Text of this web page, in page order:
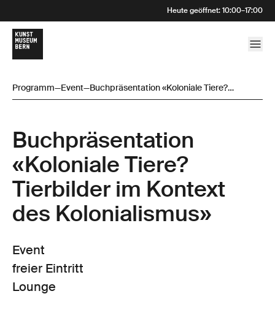
Heute geöffnet: 10:00–17:00
Programm—Event—Buchpräsentation «Koloniale Tiere?
Tierbilder im Kontext des Kolonialismus»
Buchpräsentation
«Koloniale Tiere?
Tierbilder im Kontext
des Kolonialismus»
Event
freier Eintritt
Lounge